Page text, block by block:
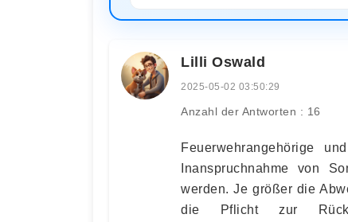
Lilli Oswald
2025-05-02 03:50:29
Anzahl der Antworten : 16
Feuerwehrangehörige
Inanspruchnahme von
werden. Je größer die
die Pflicht zur